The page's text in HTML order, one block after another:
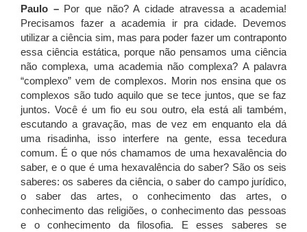
Paulo –Por que não? A cidade atravessa a academia!
Precisamos fazer a academia ir pra cidade. Devemos
utilizar a ciência sim, mas para poder fazer um contraponto
essa ciência estática, porque não pensamos uma ciência
não complexa, uma academia não complexa? A palavra
“complexo” vem de complexos. Morin nos ensina que os
complexos são tudo aquilo que se tece juntos, que se faz
juntos. Você é um fio eu sou outro, ela está ali também,
escutando a gravação, mas de vez em enquanto ela dá
uma risadinha, isso interfere na gente, essa tecedura
comum. É o que nós chamamos de uma hexavalência do
saber, e o que é uma hexavalência do saber? São os seis
saberes: os saberes da ciência, o saber do campo jurídico,
o saber das artes, o conhecimento das artes, o
conhecimento das religiões, o conhecimento das pessoas
e o conhecimento da filosofia. E esses saberes se